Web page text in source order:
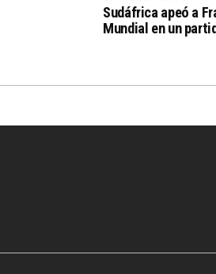
Sudáfrica apeó a
Mundial en un